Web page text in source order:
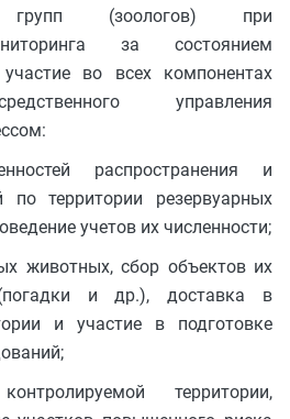
групп (зоологов) при
за состоянием
во всех компонентах
управления
распространения и
по территории резервуарных
учетов их численности;
животных, сбор объектов их
(погадки и др.), доставка в
и участие в подготовке
территории,